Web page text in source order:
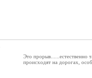
Это прорыв......естественно
происходят на дорогах,